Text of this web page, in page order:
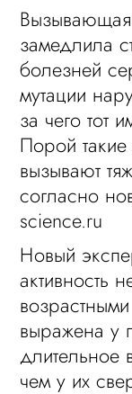
Вызывающая
замедлила
болезней
мутации
за чего тот
Порой
вызывают
согласно
science.ru
Новый
активность
выражена у
длительное
чем у их